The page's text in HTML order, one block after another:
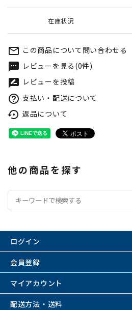
在庫状況
mail_outline この商品について問い合わせる
textsms レビューを見る(0件)
rate_review レビューを投稿
help_outline 支払い・配送について
settings_backup_restore 返品について
他の商品を探す
ログイン
会員登録
マイアカウント
配送方法・送料